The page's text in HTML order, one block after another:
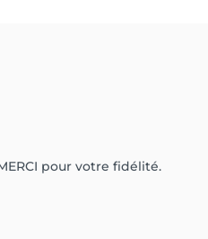
pour votre fidélité.